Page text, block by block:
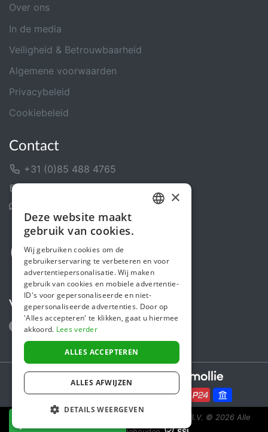
Over ons
In de media
Veiligheid & Betrouwbaarheid
Algemene voorwaarden
Privacybeleid
Cookiebeleid
Contact
+31 (0)85 488 4765
Volg ons
Secure payments powered by
Steunactie is een initiatief van Sponsor Europe B.V. © 2026 Alle
ENGLISH
×
Deze website maakt
gebruik van cookies.
Wij gebruiken cookies om de
gebruikerservaring te verbeteren en voor
advertentiepersonalisatie. Wij maken
gebruik van cookies en mobiele advertentie-
ID's voor gepersonaliseerde en niet-
gepersonaliseerde advertenties. Door op
'Alles accepteren' te klikken, gaat u hiermee
akkoord. Lees verder
ALLES ACCEPTEREN
ALLES AFWIJZEN
DETAILS WEERGEVEN